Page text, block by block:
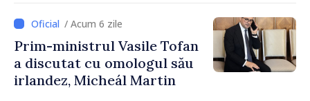
Cooperare al Elveției în
Republica Moldova
/ Acum 6 zile
Prim-ministrul Vasile Tofan
a discutat cu omologul său
irlandez, Micheál Martin